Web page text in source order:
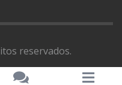
reservados.